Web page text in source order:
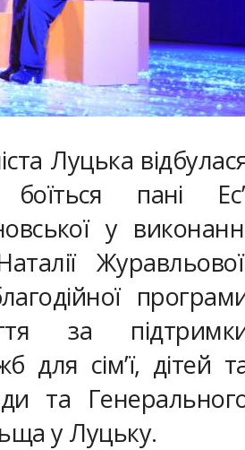
Луцька
пані
у
за
для сім’ї, дітей
та
у Луцьку.